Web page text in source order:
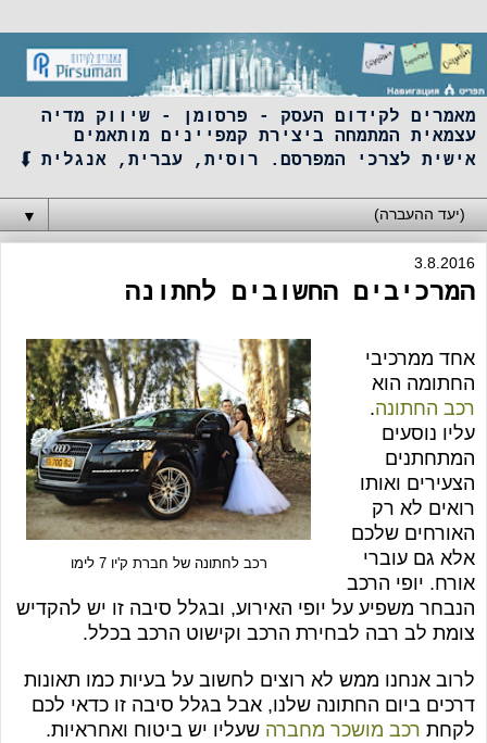
מאמרים לקידום העסק - פרסומן - שיווק מדיה
עצמאית המתמחה ביצירת קמפיינים מותאמים
אישית לצרכי המפרסם. רוסית, עברית, אנגלית ⮮
▼
3.8.2016
המרכיבים החשובים לחתונה
רכב לחתונה של חברת ק'יו 7 לימו
אחד ממרכיבי
החתומה הוא
רכב החתונה.
עליו נוסעים
המתחתנים
הצעירים ואותו
רואים לא רק
האורחים שלכם
אלא גם עוברי
אורח. יופי הרכב
הנבחר משפיע על יופי האירוע, ובגלל סיבה זו יש להקדיש
צומת לב רבה לבחירת הרכב וקישוט הרכב בכלל.
לרוב אנחנו ממש לא רוצים לחשוב על בעיות כמו תאונות
דרכים ביום החתונה שלנו, אבל בגלל סיבה זו כדאי לכם
לקחת רכב מושכר מחברה שעליו יש ביטוח ואחראיות.